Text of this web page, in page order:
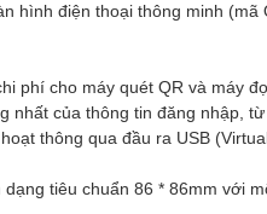
hình điện thoại thông minh
phí cho máy quét QR và máy
nhất của thông tin đăng nhập,
thông qua đầu ra USB
tiêu chuẩn 86 * 86mm với